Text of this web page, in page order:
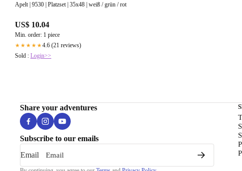
Apelt | 9530 | Platzset | 35x48 | weiß / grün / rot
US$ 10.04
Min. order: 1 piece
★★★★★4.6 (21 reviews)
Sold : Login>>
Share your adventures
Subscribe to our emails
Email